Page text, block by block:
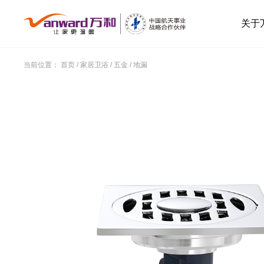
关于
当前位置：首页 /家居卫浴 / 五金 /地漏